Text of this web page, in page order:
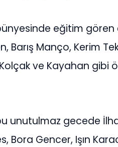
eğitim
Manço, Kerim
ve Kayahan gibi
unutulmaz gecede
Bora Gencer, Işın